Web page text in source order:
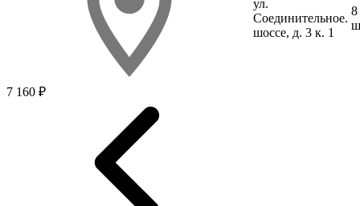
ул.
Соединительное.
шоссе, д. 3 к. 1
8
7 160 ₽